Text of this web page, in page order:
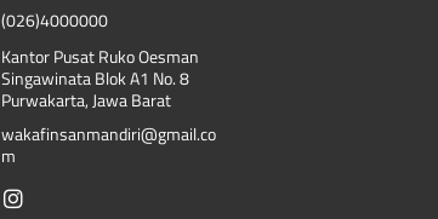
(026)4000000
Kantor Pusat Ruko Oesman
Singawinata Blok A1 No. 8
Purwakarta, Jawa Barat
wakafinsanmandiri@gmail.co
m